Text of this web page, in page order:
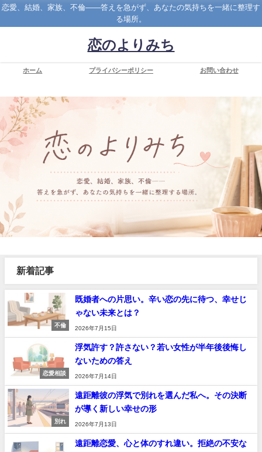
恋愛、結婚、家族、不倫――答えを急がず、あなたの気持ちを一緒に整理す
る場所。
恋のよりみち
ホーム プライバシーポリシー お問い合わせ
新着記事
不倫
既婚者への片思い。辛い恋の先に待つ、幸せじ
ゃない未来とは？
2026年7月15日
恋愛相談
浮気許す？許さない？若い女性が半年後後悔し
ないための答え
2026年7月14日
別れ
遠距離彼の浮気で別れを選んだ私へ。その決断
が導く新しい幸せの形
2026年7月13日
遠距離恋愛、心と体のすれ違い。拒絶の不安な